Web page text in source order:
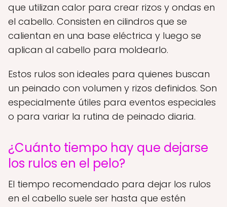
que utilizan calor para crear rizos y ondas en
el cabello. Consisten en cilindros que se
calientan en una base eléctrica y luego se
aplican al cabello para moldearlo.
Estos rulos son ideales para quienes buscan
un peinado con volumen y rizos definidos. Son
especialmente útiles para eventos especiales
o para variar la rutina de peinado diaria.
¿Cuánto tiempo hay que dejarse
los rulos en el pelo?
El tiempo recomendado para dejar los rulos
en el cabello suele ser hasta que estén